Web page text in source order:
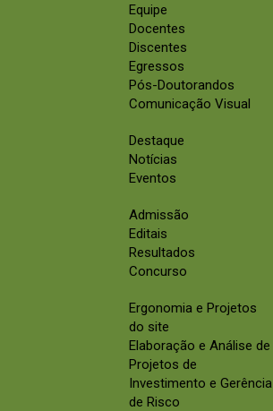
Equipe
Docentes
Discentes
Egressos
Pós-Doutorandos
Comunicação Visual
Destaque
Notícias
Eventos
Admissão
Editais
Resultados
Concurso
Ergonomia e Projetos
do site
Elaboração e Análise de
Projetos de
Investimento e Gerência
de Risco